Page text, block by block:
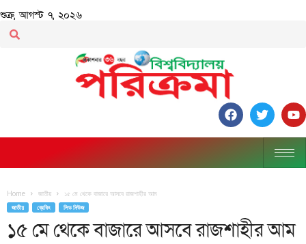
শুক্র, আগস্ট ৭, ২০২৬
Home জাতীয় ১৫ মে থেকে বাজারে আসবে রাজশাহীর আম
জাতীয় ব্রেকিং লিড নিউজ
১৫ মে থেকে বাজারে আসবে রাজশাহীর আম